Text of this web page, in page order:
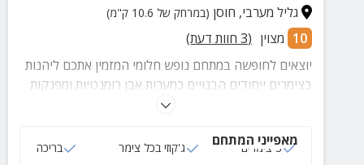
גליל מערבי, חוסן (במרחק של 10.6 ק"מ)
10 מצוין (
3 חוות דעת)
יוצאים לחופשה במתחם נופש חלומי המזמין אתכם ליהנות
בצימרים ייחודים הבנויים כמערות אבן רומנטיות ומפנקות
לזוגות ומשפחות עד 4 איש. במתחם תיהנו גם מחצר
מאפייני המתחם
3 צימרים ג'קוזי בכל צימר בריכה